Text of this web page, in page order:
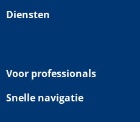
Diensten
Voor professionals
Snelle navigatie